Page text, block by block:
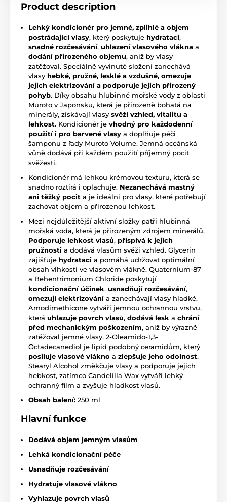
Product description
Lehký kondicionér pro jemné, zplihlé a objem
postrádající vlasy, který poskytuje hydrataci,
snadné rozčesávání, uhlazení vlasového vlákna a
dodání přirozeného objemu, aniž by vlasy
zatěžoval. Speciálně vyvinuté složení zanechává
vlasy hebké, pružné, lesklé a vzdušné, omezuje
jejich elektrizování a podporuje jejich přirozený
pohyb. Díky obsahu hlubinné mořské vody z oblasti
Muroto v Japonsku, která je přirozeně bohatá na
minerály, získávají vlasy svěží vzhled, vitalitu a
lehkost. Kondicionér je vhodný pro každodenní
použití i pro barvené vlasy a doplňuje péči
šamponu z řady Muroto Volume. Jemná oceánská
vůně dodává při každém použití příjemný pocit
svěžesti.
Kondicionér má lehkou krémovou texturu, která se
snadno roztírá i oplachuje. Nezanechává mastný
ani těžký pocit a je ideální pro vlasy, které potřebují
zachovat objem a přirozenou lehkost.
Mezi nejdůležitější aktivní složky patří hlubinná
mořská voda, která je přirozeným zdrojem minerálů.
Podporuje lehkost vlasů, přispívá k jejich
pružnosti a dodává vlasům svěží vzhled. Glycerin
zajišťuje hydrataci a pomáhá udržovat optimální
obsah vlhkosti ve vlasovém vlákně. Quaternium-87
a Behentrimonium Chloride poskytují
kondicionační účinek, usnadňují rozčesávání,
omezují elektrizovánía zanechávají vlasy hladké.
Amodimethicone vytváří jemnou ochrannou vrstvu,
která uhlazuje povrch vlasů, dodává lesk a chrání
před mechanickým poškozením, aniž by výrazně
zatěžoval jemné vlasy. 2-Oleamido-1,3-
Octadecanediol je lipid podobný ceramidům, který
posiluje vlasové vlákno a zlepšuje jeho odolnost.
Stearyl Alcohol změkčuje vlasy a podporuje jejich
hebkost, zatímco Candelilla Wax vytváří lehký
ochranný film a zvyšuje hladkost vlasů.
Obsah balení: 250 ml
Hlavnífunkce
Dodává objem jemným vlasům
Lehká kondicionační péče
Usnadňuje rozčesávání
Hydratuje vlasové vlákno
Vyhlazuje povrch vlasů